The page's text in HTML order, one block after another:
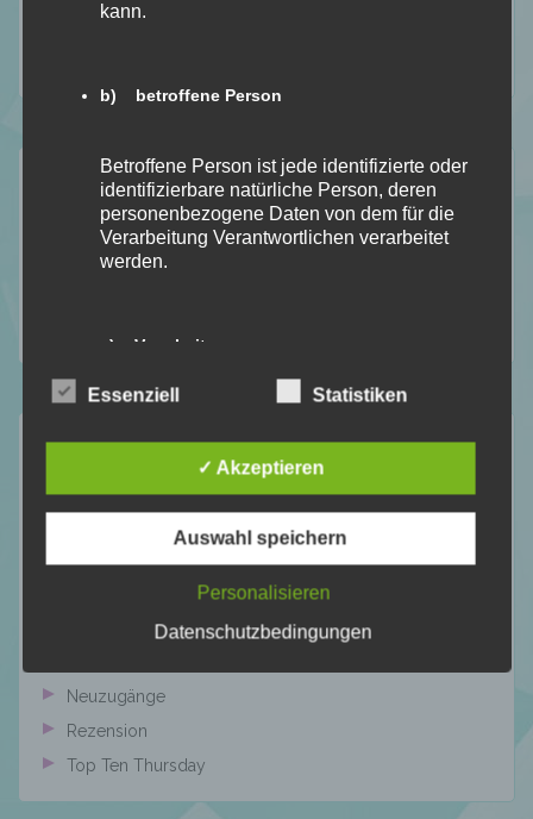
Facebook
Folgt
auf
Instagram
Folgt
auf
Pinterest
Folgt
Blog
mit
Der Durchblick
Mein Stapel ungelesener Bücher [SuB]
Meine gelesenen Bücher!
Kategorien
Literatur Orakel
Neuzugänge
Rezension
Top Ten Thursday
kann.
b) betroffene Person
Betroffene Person ist jede identifizierte oder
identifizierbare natürliche Person, deren
personenbezogene Daten von dem für die
Verarbeitung Verantwortlichen verarbeitet
werden.
c) Verarbeitung
automatisierter Verfahren ausgeführte
Vorgang oder jede solche Vorgangsreihe im
Daten wie das Erheben, das Erfassen, die
Organisation, das Ordnen, die Speicherung,
die Anpassung oder Veränderung, das
Auslesen, das Abfragen, die Verwendung,
die Offenlegung durch Übermittlung,
Verbreitung oder eine andere Form der
Verknüpfung, die Einschränkung, das
Löschen oder die Vernichtung.
Essenziell Statistiken
✓ Akzeptieren
Auswahl speichern
Personalisieren
Datenschutzbedingungen